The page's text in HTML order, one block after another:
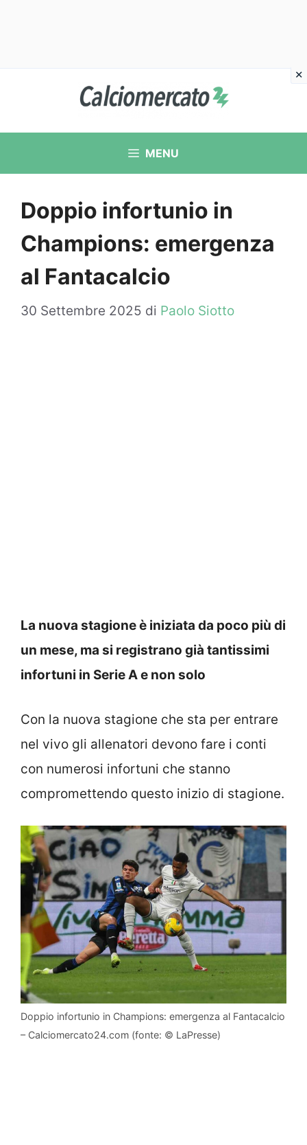
contenuto
MENU
Doppio infortunio in
Champions: emergenza
al Fantacalcio
30 Settembre 2025 di Paolo Siotto
La nuova stagione è iniziata da poco più di
un mese, ma si registrano già tantissimi
infortuni in Serie A e non solo
Con la nuova stagione che sta per entrare
nel vivo gli allenatori devono fare i conti
con numerosi infortuni che stanno
compromettendo questo inizio di stagione.
Doppio infortunio in Champions: emergenza al Fantacalcio
– Calciomercato24.com (fonte: © LaPresse)